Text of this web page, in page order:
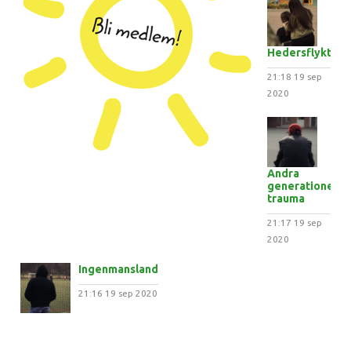
Hedersflykten
21:18 19 sep
2020
Andra
generationens
trauma
21:17 19 sep
2020
Ingenmansland
21:16 19 sep 2020